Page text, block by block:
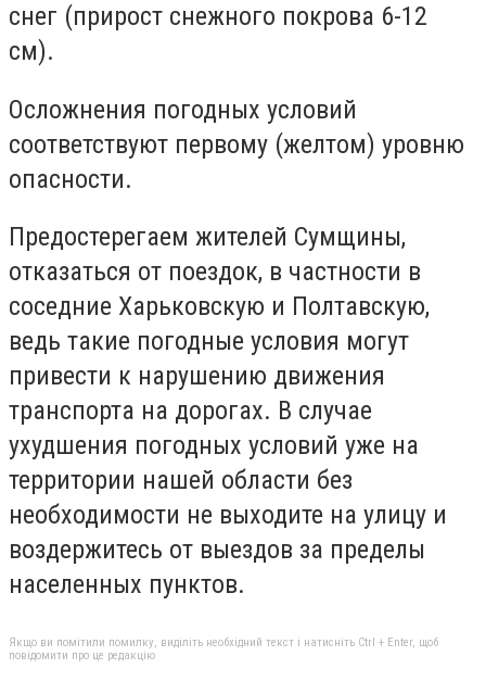
снег (прирост снежного покрова 6-12
см).
Осложнения погодных условий
соответствуют первому (желтом) уровню
опасности.
Предостерегаем жителей Сумщины,
отказаться от поездок, в частности в
соседние Харьковскую и Полтавскую,
ведь такие погодные условия могут
привести к нарушению движения
транспорта на дорогах. В случае
ухудшения погодных условий уже на
территории нашей области без
необходимости не выходите на улицу и
воздержитесь от выездов за пределы
населенных пунктов.
Якщо ви помітили помилку, виділіть необхідний текст і натисніть Ctrl + Enter, щоб
повідомити про це редакцію